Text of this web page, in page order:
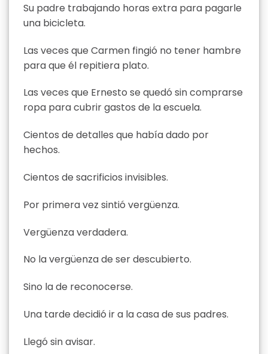
Su padre trabajando horas extra para pagarle
una bicicleta.
Las veces que Carmen fingió no tener hambre
para que él repitiera plato.
Las veces que Ernesto se quedó sin comprarse
ropa para cubrir gastos de la escuela.
Cientos de detalles que había dado por
hechos.
Cientos de sacrificios invisibles.
Por primera vez sintió vergüenza.
Vergüenza verdadera.
No la vergüenza de ser descubierto.
Sino la de reconocerse.
Una tarde decidió ir a la casa de sus padres.
Llegó sin avisar.